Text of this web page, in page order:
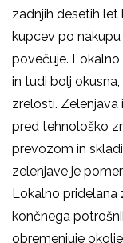
zadnjih desetih let
kupcev po
povečuje.
in tudi bolj
zrelosti. Zelenjava
pred tehnološko
prevozom in
zelenjave je
Lokalno pridelana
končnega
obremenjuje